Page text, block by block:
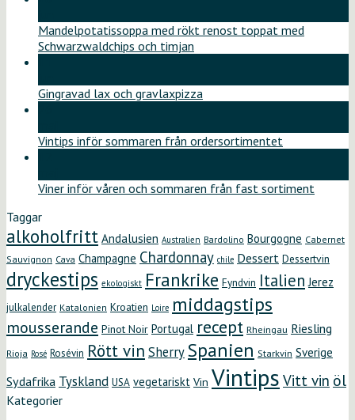
Mandelpotatissoppa med rökt renost toppat med
Schwarzwaldchips och timjan
Gingravad lax och gravlaxpizza
Vintips inför sommaren från ordersortimentet
Viner inför våren och sommaren från fast sortiment
Taggar
alkoholfritt Andalusien Australien Bardolino Bourgogne Cabernet
Sauvignon Cava Champagne Chardonnay chile Dessert Dessertvin
dryckestips ekologiskt Frankrike Fyndvin Italien Jerez
julkalender Katalonien Kroatien Loire middagstips
mousserande Pinot Noir Portugal recept Rheingau Riesling
Rioja Rosé Rosévin Rött vin SherrySpanien Starkvin Sverige
Sydafrika Tyskland USA vegetariskt Vin Vintips Vitt vin öl
Kategorier